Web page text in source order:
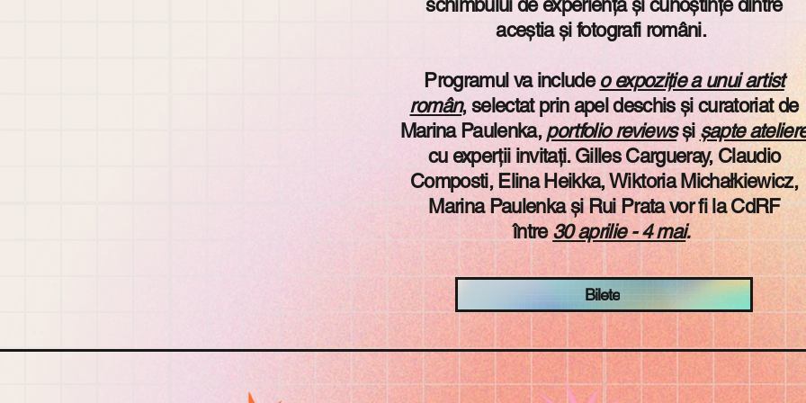
schimbului de experiență și cunoștințe dintre
aceștia și fotografi români.
Programul va include o expoziție a unui artist
român, selectat prin apel deschis și curatoriat de
Marina Paulenka, portfolio reviews și șapte
cu experții invitați. Gilles Cargueray, Claudio
Composti, Elina Heikka, Wiktoria Michałkiewicz,
Marina Paulenka și Rui Prata vor fi la CdRF
între 30 aprilie - 4 mai.
Bilete